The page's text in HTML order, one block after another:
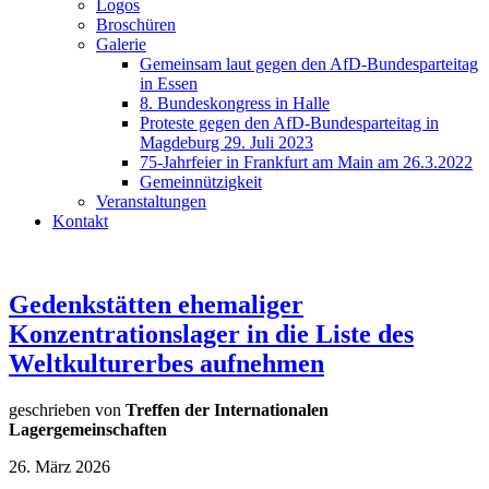
Logos
Broschüren
Galerie
Gemeinsam laut gegen den AfD-Bundesparteitag
in Essen
8. Bundeskongress in Halle
Proteste gegen den AfD-Bundesparteitag in
Magdeburg 29. Juli 2023
75-Jahrfeier in Frankfurt am Main am 26.3.2022
Gemeinnützigkeit
Veranstaltungen
Kontakt
Gedenkstätten ehemaliger
Konzentrationslager in die Liste des
Weltkulturerbes aufnehmen
geschrieben von Treffen der Internationalen
Lagergemeinschaften
26. März 2026